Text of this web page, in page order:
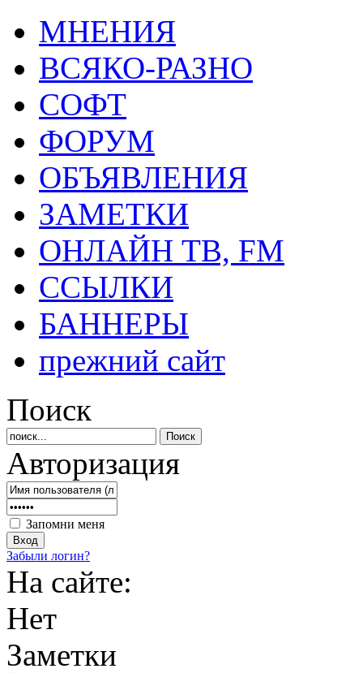
МНЕНИЯ
ВСЯКО-РАЗНО
СОФТ
ФОРУМ
ОБЪЯВЛЕНИЯ
ЗАМЕТКИ
ОНЛАЙН ТВ, FM
ССЫЛКИ
БАННЕРЫ
прежний сайт
Поиск
Авторизация
Запомни меня
Забыли логин?
На сайте:
Нет
Заметки